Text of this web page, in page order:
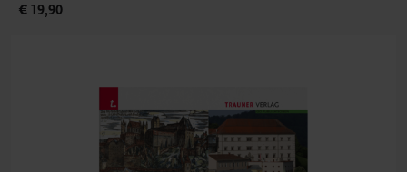
€ 19,90